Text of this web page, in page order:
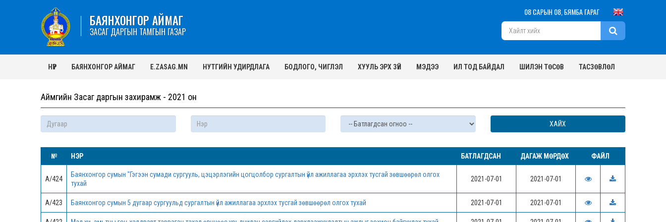
БАЯНХОНГОР АЙМАГ
ЗАСАГ ДАРГЫН ТАМГЫН ГАЗАР
08 САРЫН 08, БЯМБА ГАРАГ
НҮҮР БАЯНХОНГОР АЙМАГ E.ZASAG.MN НУТГИЙН УДИРДЛАГА БОДЛОГО, ЧИГЛЭЛ ХУУЛЬ ЭРХ ЗҮЙ МЭДЭЭ ИЛ ТОД БАЙДАЛ ШИЛЭН ТӨСӨВ ТАСЗӨВЛӨЛ
Аймгийн Засаг даргын захирамж - 2021 он
№ НЭР БАТЛАГДСАН ДАГАЖ МӨРДӨХ ФАЙЛ
А/424
Баянхонгор сумын "Гэгээн сумади сургууль, цэцэрлэгийн цогцолбор сургалтын үйл ажиллагаа эрхлэх тусгай зөвшөөрөл олгох
тухай
2021-07-01 2021-07-01
А/423 Баянхонгор сумын 5 дугаар сургуульд сургалтын үйл ажиллагаа эрхлэх тусгай зөвшөөрөл олгох тухай 2021-07-01 2021-07-01